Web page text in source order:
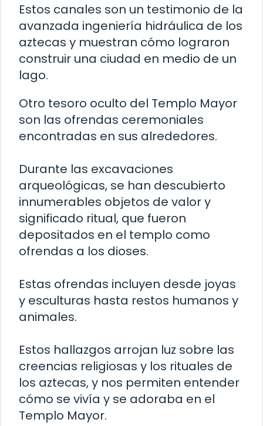
Estos canales son un testimonio de la
avanzada ingeniería hidráulica de los
aztecas y muestran cómo lograron
construir una ciudad en medio de un
lago.
Otro tesoro oculto del Templo Mayor
son las ofrendas ceremoniales
encontradas en sus alrededores.
Durante las excavaciones
arqueológicas, se han descubierto
innumerables objetos de valor y
significado ritual, que fueron
depositados en el templo como
ofrendas a los dioses.
Estas ofrendas incluyen desde joyas
y esculturas hasta restos humanos y
animales.
Estos hallazgos arrojan luz sobre las
creencias religiosas y los rituales de
los aztecas, y nos permiten entender
cómo se vivía y se adoraba en el
Templo Mayor.